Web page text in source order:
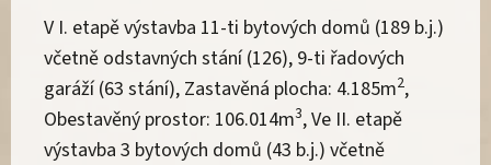
V I. etapě výstavba 11-ti bytových domů (189 b.j.)
včetně odstavných stání (126), 9-ti řadových
garáží (63 stání), Zastavěná plocha: 4.185m2,
Obestavěný prostor: 106.014m3, Ve II. etapě
výstavba 3 bytových domů (43 b.j.) včetně